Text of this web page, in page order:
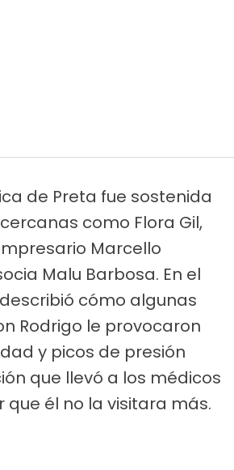
de Preta fue sostenida
como Flora Gil,
Marcello
Malu Barbosa. En el
cómo algunas
Rodrigo le provocaron
y picos de presión
que llevó a los médicos
él no la visitara más.